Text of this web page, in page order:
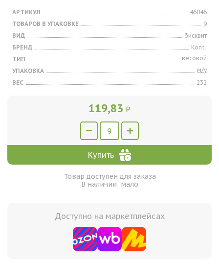
АРТИКУЛ
46046
ТОВАРОВ В УПАКОВКЕ
9
ВИД
бисквит
БРЕНД
Konti
ТИП
весовой
УПАКОВКА
м/у
ВЕС
232
119,83 ₽
Купить
Товар доступен для заказа
В наличии: мало
Доступно на маркетплейсах